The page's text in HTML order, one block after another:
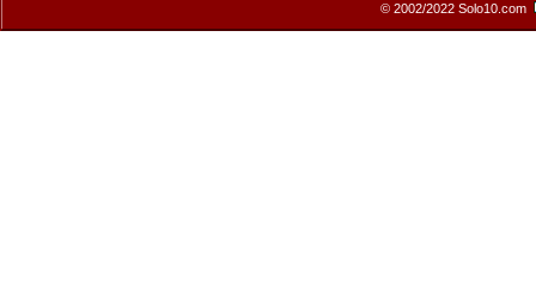
© 2002/2022 Solo10.com